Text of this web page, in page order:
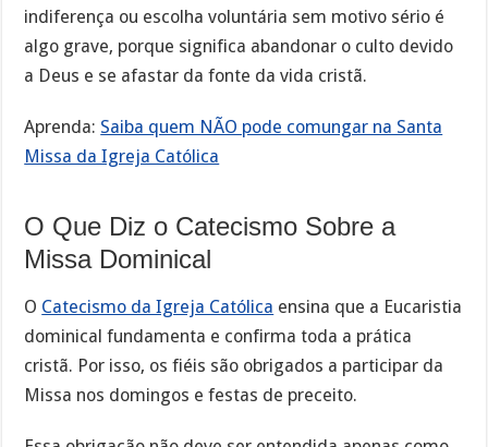
indiferença ou escolha voluntária sem motivo sério é
algo grave, porque significa abandonar o culto devido
a Deus e se afastar da fonte da vida cristã.
Aprenda: Saiba quem NÃO pode comungar na Santa
Missa da Igreja Católica
O Que Diz o Catecismo Sobre a
Missa Dominical
O Catecismo da Igreja Católica ensina que a Eucaristia
dominical fundamenta e confirma toda a prática
cristã. Por isso, os fiéis são obrigados a participar da
Missa nos domingos e festas de preceito.